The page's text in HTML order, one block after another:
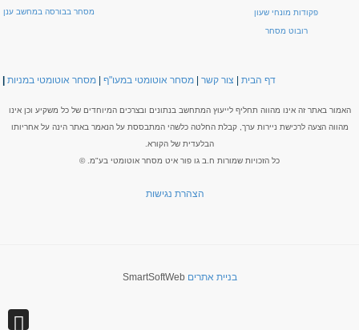
פקודות מונחי שעון
רובוט מסחר
מסחר בבורסה במחשב ענן
דף הבית צור קשר מסחר אוטומטי במעו"ף מסחר אוטומטי במניות
האמור באתר זה אינו מהווה תחליף לייעוץ המתחשב בנתונים ובצרכים המיוחדים של כל משקיע וכן אינו
מהווה הצעה לרכישת ניירות ערך, קבלת החלטה כלשהי המתבססת על הנאמר באתר הינה על אחריותו
הבלעדית של הקורא.
כל הזכויות שמורות ח.ב גו פור איט מסחר אוטומטי בע"מ. ©
הצהרת נגישות
בניית אתרים SmartSoftWeb